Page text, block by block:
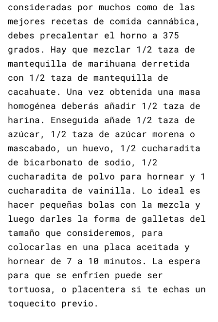
consideradas por muchos como de las
mejores recetas de comida cannábica,
debes precalentar el horno a 375
grados. Hay que mezclar 1/2 taza de
mantequilla de marihuana derretida
con 1/2 taza de mantequilla de
cacahuate. Una vez obtenida una masa
homogénea deberás añadir 1/2 taza de
harina. Enseguida añade 1/2 taza de
azúcar, 1/2 taza de azúcar morena o
mascabado, un huevo, 1/2 cucharadita
de bicarbonato de sodio, 1/2
cucharadita de polvo para hornear y 1
cucharadita de vainilla. Lo ideal es
hacer pequeñas bolas con la mezcla y
luego darles la forma de galletas del
tamaño que consideremos, para
colocarlas en una placa aceitada y
hornear de 7 a 10 minutos. La espera
para que se enfríen puede ser
tortuosa, o placentera si te echas un
toquecito previo.